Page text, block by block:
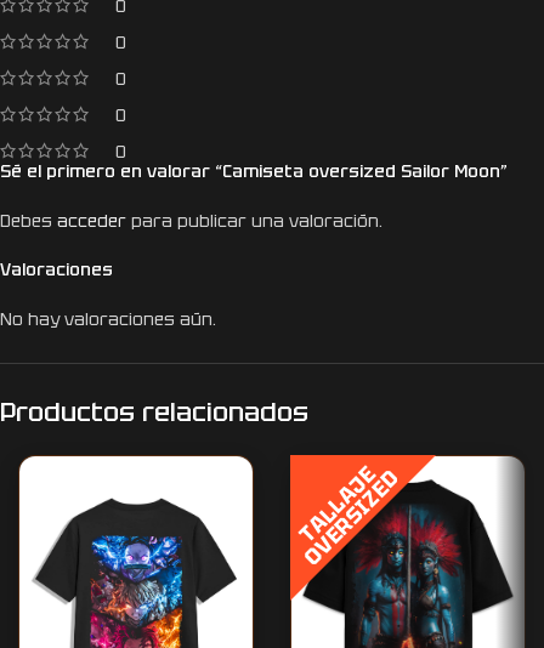
0
0
0
0
0
Valoraciones
No hay valoraciones aún.
Sé el primero en valorar “Camiseta oversized Sailor Moon”
Debes acceder para publicar una valoración.
Productos relacionados
T
A
L
L
A
J
E
O
V
E
R
S
I
Z
E
D